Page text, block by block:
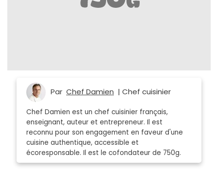
Par Chef Damien | Chef cuisinier
Chef Damien est un chef cuisinier français,
enseignant, auteur et entrepreneur. Il est
reconnu pour son engagement en faveur d'une
cuisine authentique, accessible et
écoresponsable. Il est le cofondateur de 750g.